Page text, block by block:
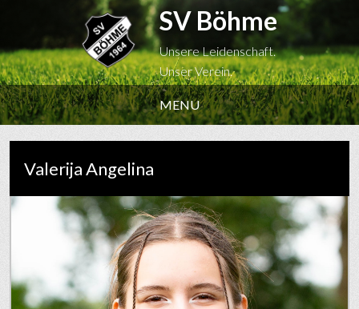
SV Böhme
Unsere Leidenschaft.
Unser Verein.
MENU
Valerija Angelina